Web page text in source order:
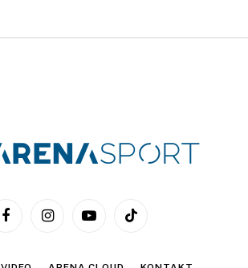
FacebookInstagramYouTubeTikTok